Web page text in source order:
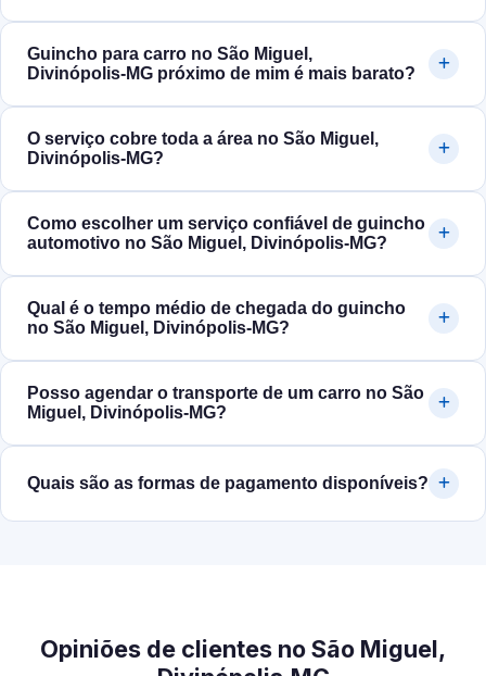
Guincho para carro no São Miguel,
Divinópolis‑MG próximo de mim é mais barato?
O serviço cobre toda a área no São Miguel,
Divinópolis‑MG?
Como escolher um serviço confiável de guincho
automotivo no São Miguel, Divinópolis‑MG?
Qual é o tempo médio de chegada do guincho
no São Miguel, Divinópolis‑MG?
Posso agendar o transporte de um carro no São
Miguel, Divinópolis‑MG?
Quais são as formas de pagamento disponíveis?
Opiniões de clientes no São Miguel,